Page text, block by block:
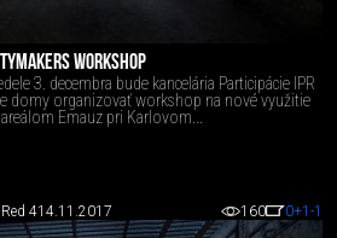
WORKSHOP
3. decembra bude kancelária Participácie IPR
domy organizovať workshop na nové využitie
Emauz pri Karlovom...
Red 414.11.2017 160 0+1 -1